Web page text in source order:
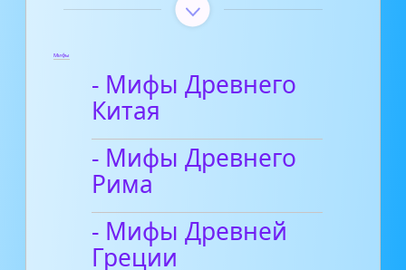
Мифы
- Мифы Древнего
Китая
- Мифы Древнего
Рима
- Мифы Древней
Греции